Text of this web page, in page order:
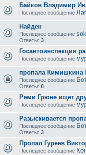
Байков Владимир
Последнее сообщение
Найден
Последнее сообщение
Ответы: 3
Госавтоинспекция
Последнее сообщение
пропала Кимишкина
Последнее сообщение
Ответы: 8
Реми Грюне ищет
Последнее сообщение
Разыскивается
Последнее сообщение
Ответы: 3
Пропал Гуреев
Последнее сообщение